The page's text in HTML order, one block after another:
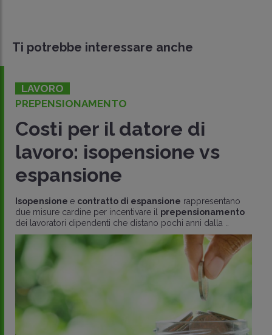
Ti potrebbe interessare anche
LAVORO
PREPENSIONAMENTO
Costi per il datore di
lavoro: isopensione vs
espansione
Isopensione e contratto di espansione rappresentano
due misure cardine per incentivare il prepensionamento
dei lavoratori dipendenti che distano pochi anni dalla ..